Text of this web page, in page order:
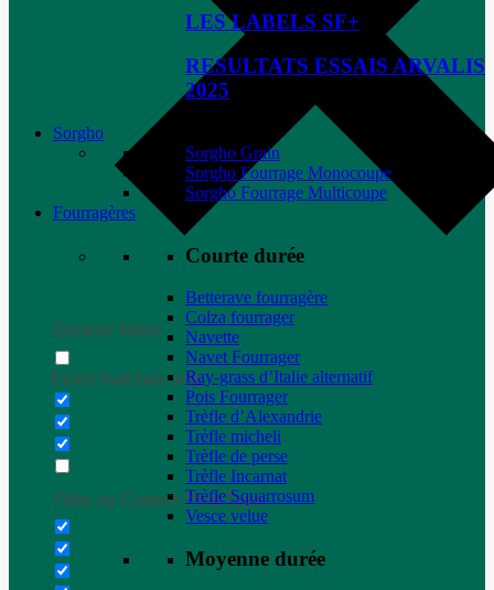
Generic filters
Exact matches only
Filter by Custom Post Type
LES LABELS SF+
RESULTATS ESSAIS ARVALIS
2025
Sorgho
Sorgho Grain
Sorgho Fourrage Monocoupe
Sorgho Fourrage Multicoupe
Fourragères
Courte durée
Betterave fourragère
Colza fourrager
Navette
Navet Fourrager
Ray-grass d’Italie alternatif
Pois Fourrager
Trèfle d’Alexandrie
Trèfle micheli
Trèfle de perse
Trèfle Incarnat
Trèfle Squarrosum
Vesce velue
Moyenne durée